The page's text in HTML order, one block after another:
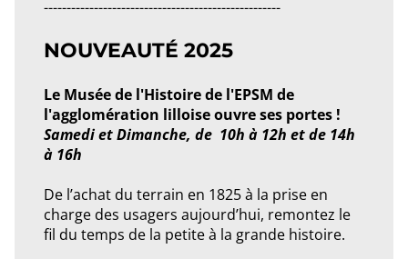
----------------------------------------------------
NOUVEAUTÉ 2025
Le Musée de l'Histoire de l'EPSM de
l'agglomération lilloise ouvre ses portes !
Samedi et Dimanche, de 10h à 12h et de 14h
à 16h
De l’achat du terrain en 1825 à la prise en
charge des usagers aujourd’hui, remontez le
fil du temps de la petite à la grande histoire.